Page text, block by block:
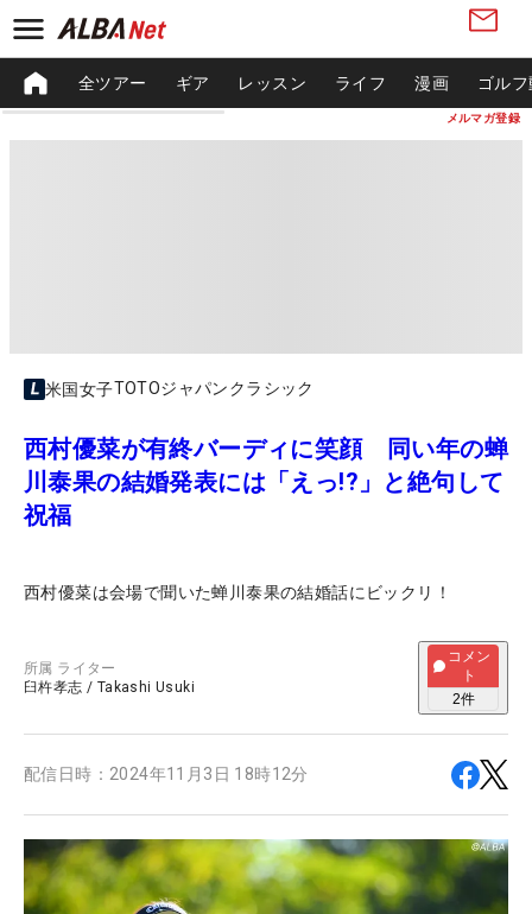
メルマガ登録
全ツアー ギア レッスン ライフ 漫画 ゴル
米国女子TOTOジャパンクラシック
西村優菜が有終バーディに笑顔 同い年の蝉
川泰果の結婚発表には「えっ!?」と絶句して
祝福
西村優菜は会場で聞いた蝉川泰果の結婚話にビックリ！
所属 ライター
臼杵孝志 / Takashi Usuki
コメン
ト
2件
配信日時： 2024年11月3日 18時12分